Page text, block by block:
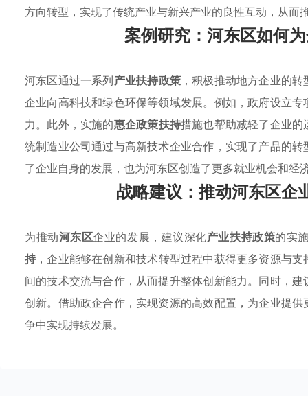
方向转型，实现了传统产业与新兴产业的良性互动，从而
案例研究：河东区如何
河东区通过一系列产业扶持政策，积极推动地方企业的
企业向高科技和绿色环保等领域发展。例如，政府设立
力。此外，实施的惠企政策扶持措施也帮助减轻了企业
统制造业公司通过与高新技术企业合作，实现了产品的
了企业自身的发展，也为河东区创造了更多就业机会和经
战略建议：推动河东区企
为推动河东区企业的发展，建议深化产业扶持政策的实
持 ，企业能够在创新和技术转型过程中获得更多资源与
间的技术交流与合作，从而提升整体创新能力。同时，
创新。借助政企合作，实现资源的高效配置，为企业提
争中实现持续发展。